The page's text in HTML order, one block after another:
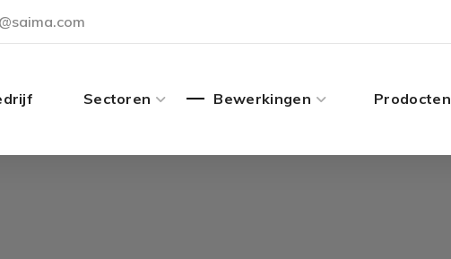
Sectoren Bewerkingen Prodocten